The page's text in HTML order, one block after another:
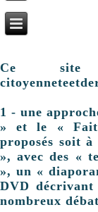
Ce site :
1 - une
» et le « Fait
proposés soit
», avec des «
», un «
DVD
nombreux